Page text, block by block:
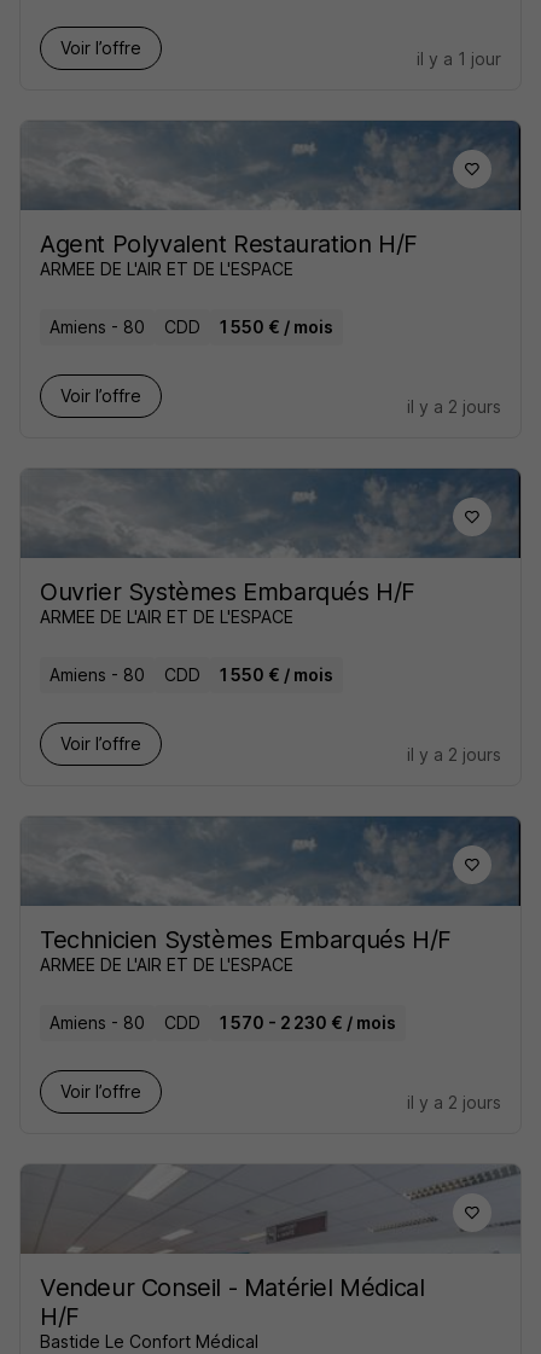
Voir l’offre
il y a 1 jour
Agent Polyvalent Restauration H/F
ARMEE DE L'AIR ET DE L'ESPACE
Amiens - 80 CDD 1 550 € / mois
Voir l’offre
il y a 2 jours
Ouvrier Systèmes Embarqués H/F
ARMEE DE L'AIR ET DE L'ESPACE
Amiens - 80 CDD 1 550 € / mois
Voir l’offre
il y a 2 jours
Technicien Systèmes Embarqués H/F
ARMEE DE L'AIR ET DE L'ESPACE
Amiens - 80 CDD 1 570 - 2 230 € / mois
Voir l’offre
il y a 2 jours
Vendeur Conseil - Matériel Médical
H/F
Bastide Le Confort Médical